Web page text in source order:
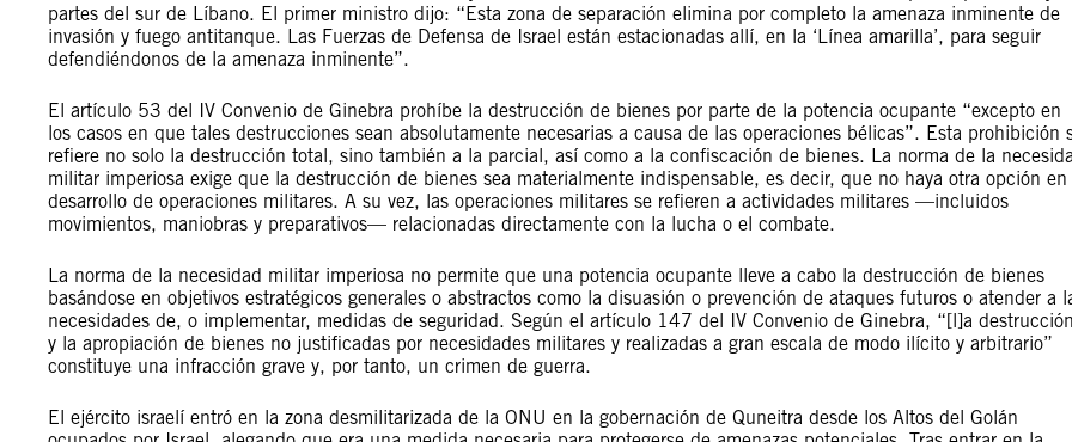
partes del sur de Líbano. El primer ministro dijo: “Esta zona de separación elimina por completo la amenaza inminente de
invasión y fuego antitanque. Las Fuerzas de Defensa de Israel están estacionadas allí, en la ‘Línea amarilla’, para seguir
defendiéndonos de la amenaza inminente”.
El artículo 53 del IV Convenio de Ginebra prohíbe la destrucción de bienes por parte de la potencia ocupante “excepto en
los casos en que tales destrucciones sean absolutamente necesarias a causa de las operaciones bélicas”. Esta prohibición
refiere no solo la destrucción total, sino también a la parcial, así como a la confiscación de bienes. La norma de la
militar imperiosa exige que la destrucción de bienes sea materialmente indispensable, es decir, que no haya otra opción en
desarrollo de operaciones militares. A su vez, las operaciones militares se refieren a actividades militares —incluidos
movimientos, maniobras y preparativos— relacionadas directamente con la lucha o el combate.
La norma de la necesidad militar imperiosa no permite que una potencia ocupante lleve a cabo la destrucción de bienes
basándose en objetivos estratégicos generales o abstractos como la disuasión o prevención de ataques futuros o atender a
necesidades de, o implementar, medidas de seguridad. Según el artículo 147 del IV Convenio de Ginebra, “[l]a
y la apropiación de bienes no justificadas por necesidades militares y realizadas a gran escala de modo ilícito y arbitrario”
constituye una infracción grave y, por tanto, un crimen de guerra.
El ejército israelí entró en la zona desmilitarizada de la ONU en la gobernación de Quneitra desde los Altos del Golán